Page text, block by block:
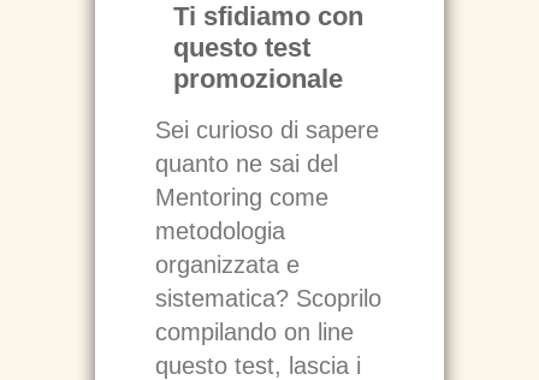
Ti sfidiamo con
questo test
promozionale
Sei curioso di sapere
quanto ne sai del
Mentoring come
metodologia
organizzata e
sistematica? Scoprilo
compilando on line
questo test, lascia i